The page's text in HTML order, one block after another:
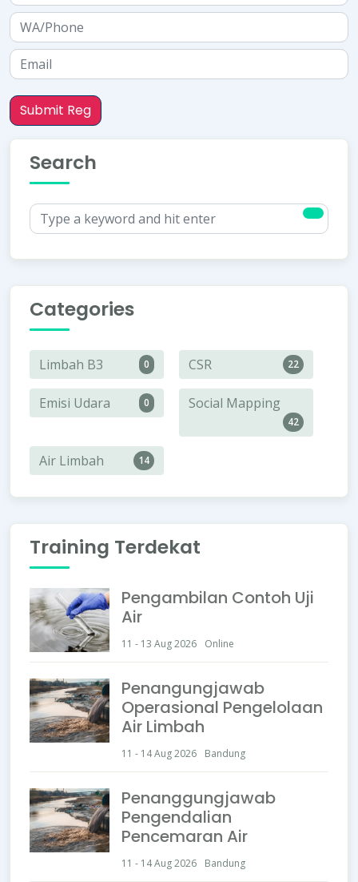
Submit Reg
Search
Categories
Limbah B3 0 CSR 22
Emisi Udara 0 Social Mapping
42
Air Limbah 14
Training Terdekat
Pengambilan Contoh Uji
Air
11 - 13 Aug 2026 Online
Penangungjawab
Operasional Pengelolaan
Air Limbah
11 - 14 Aug 2026 Bandung
Penanggungjawab
Pengendalian
Pencemaran Air
11 - 14 Aug 2026 Bandung